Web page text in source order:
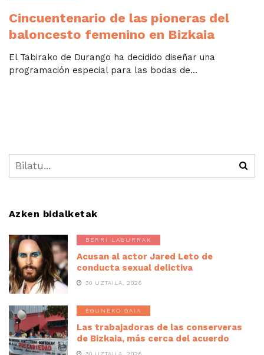
Cincuentenario de las pioneras del
baloncesto femenino en Bizkaia
El Tabirako de Durango ha decidido diseñar una
programación especial para las bodas de...
Azken bidalketak
BERRI LABURRAK
Acusan al actor Jared Leto de
conducta sexual delictiva
30 UZTAILA, 2026
EGUNEKO GAIA
Las trabajadoras de las conserveras
de Bizkaia, más cerca del acuerdo
30 UZTAILA, 2026